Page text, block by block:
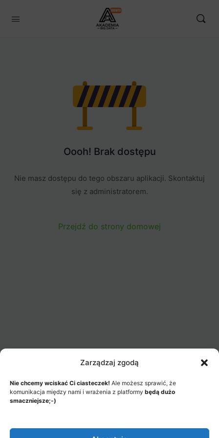
Zarządzaj zgodą
Nie chcemy wciskać Ci ciasteczek! Ale możesz sprawić, że
komunikacja między nami i wrażenia z platformy będą dużo
smaczniejsze;-)
Oooh! Brak dostępu
Nie masz dostępu do tego obszaru aplikacji. Skontaktuj
się z administratorem.
Przejdź do strony domowej